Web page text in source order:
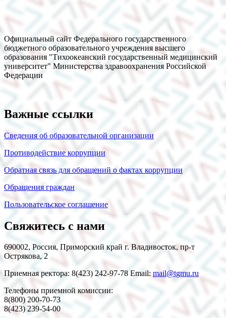
Официальный сайт Федерального государственного
бюджетного образовательного учреждения высшего
образования "Тихоокеанский государственный медицинский
университет" Министерства здравоохранения Российской
Федерации
Важные ссылки
Сведения об образовательной организации
Противодействие коррупции
Обратная связь для обращений о фактах коррупции
Обращения граждан
Пользовательское соглашение
Свяжитесь с нами
690002, Россия, Приморский край г. Владивосток, пр-т
Острякова, 2
Приемная ректора: 8(423) 242-97-78 Email: mail@tgmu.ru
Телефоны приемной комиссии:
8(800) 200-70-73
8(423) 239-54-00